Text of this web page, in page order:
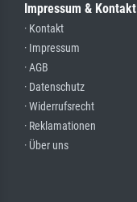
Impressum & Kontakt
· Kontakt
· Impressum
· AGB
· Datenschutz
· Widerrufsrecht
· Reklamationen
· Über uns